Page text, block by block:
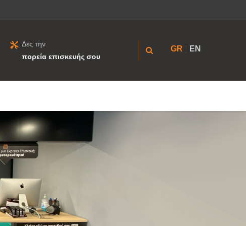
Δες την
πορεία επισκευής σου
GR EN